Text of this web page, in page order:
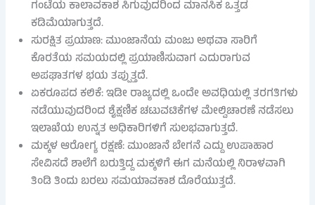
ಗಂಟೆಯ ಕಾಲಾವಕಾಶ ಸಿಗುವುದರಿಂದ ಮಾನಸಿಕ ಒತ್ತಡ
ಕಡಿಮೆಯಾಗುತ್ತದೆ.
ಸುರಕ್ಷಿತ ಪ್ರಯಾಣ: ಮುಂಜಾನೆಯ ಮಂಜು ಅಥವಾ ಸಾರಿಗೆ
ಕೊರತೆಯ ಸಮಯದಲ್ಲಿ ಪ್ರಯಾಣಿಸುವಾಗ ಎದುರಾಗುವ
ಅಪಘಾತಗಳ ಭಯ ತಪ್ಪುತ್ತದೆ.
ಏಕರೂಪದ ಕಲಿಕೆ: ಇಡೀ ರಾಜ್ಯದಲ್ಲಿ ಒಂದೇ ಅವಧಿಯಲ್ಲಿ ತರಗತಿಗಳು
ನಡೆಯುವುದರಿಂದ ಶೈಕ್ಷಣಿಕ ಚಟುವಟಿಕೆಗಳ ಮೇಲ್ವಿಚಾರಣೆ ನಡೆಸಲು
ಇಲಾಖೆಯ ಉನ್ನತ ಅಧಿಕಾರಿಗಳಿಗೆ ಸುಲಭವಾಗುತ್ತದೆ.
ಮಕ್ಕಳ ಆರೋಗ್ಯ ರಕ್ಷಣೆ: ಮುಂಜಾನೆ ಬೇಗನೆ ಎದ್ದು ಉಪಾಹಾರ
ಸೇವಿಸದೆ ಶಾಲೆಗೆ ಬರುತ್ತಿದ್ದ ಮಕ್ಕಳಿಗೆ ಈಗ ಮನೆಯಲ್ಲಿ ನಿರಾಳವಾಗಿ
ತಿಂಡಿ ತಿಂದು ಬರಲು ಸಮಯಾವಕಾಶ ದೊರೆಯುತ್ತದೆ.